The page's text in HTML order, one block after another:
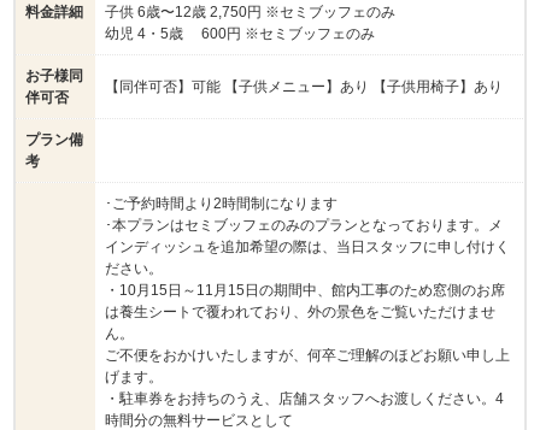
料金詳細
子供 6歳〜12歳 2,750円 ※セミブッフェのみ
幼児 4・5歳 600円 ※セミブッフェのみ
お子様同
伴可否
【同伴可否】可能 【子供メニュー】あり 【子供用椅子】あり
プラン備
考
･ご予約時間より2時間制になります
･本プランはセミブッフェのみのプランとなっております。メ
インディッシュを追加希望の際は、当日スタッフに申し付けく
ださい。
・10月15日～11月15日の期間中、館内工事のため窓側のお席
は養生シートで覆われており、外の景色をご覧いただけませ
ん。
ご不便をおかけいたしますが、何卒ご理解のほどお願い申し上
げます。
・駐車券をお持ちのうえ、店舗スタッフへお渡しください。4
時間分の無料サービスとして